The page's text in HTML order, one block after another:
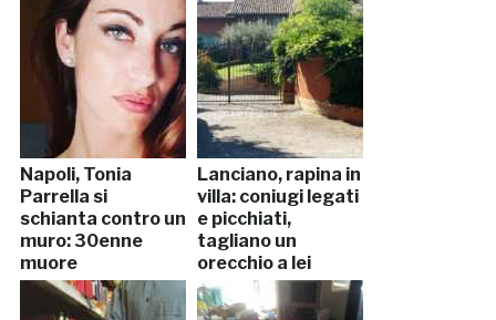
Napoli, Tonia
Parrella si
schianta contro un
muro: 30enne
muore
Lanciano, rapina in
villa: coniugi legati
e picchiati,
tagliano un
orecchio a lei